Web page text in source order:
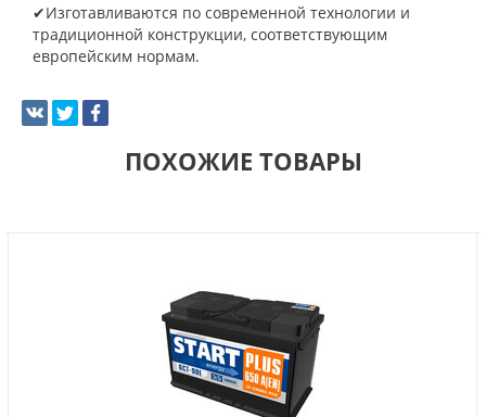
✔Изготавливаются по современной технологии и
традиционной конструкции, соответствующим
европейским нормам.
ПОХОЖИЕ ТОВАРЫ